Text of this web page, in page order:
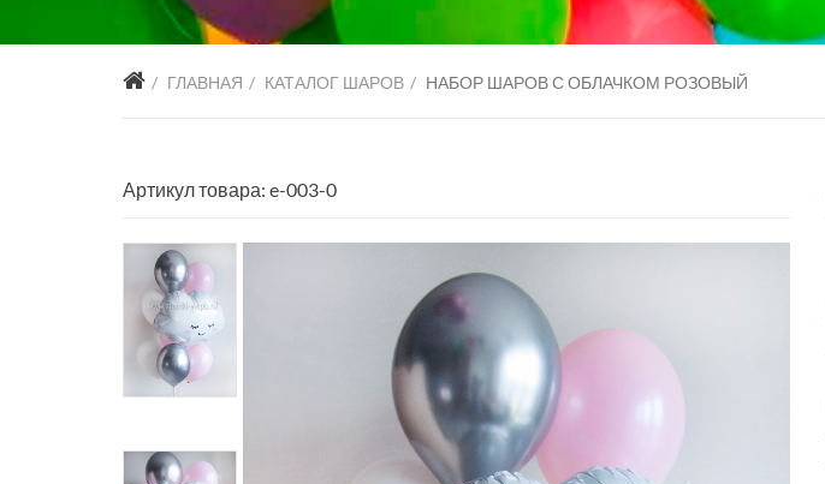
ГЛАВНАЯ КАТАЛОГ ШАРОВ НАБОР ШАРОВ С ОБЛАЧКОМ РОЗОВЫЙ
Артикул товара: e-003-0